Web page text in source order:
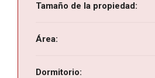
Tamaño de la propiedad:
Área:
Dormitorio: